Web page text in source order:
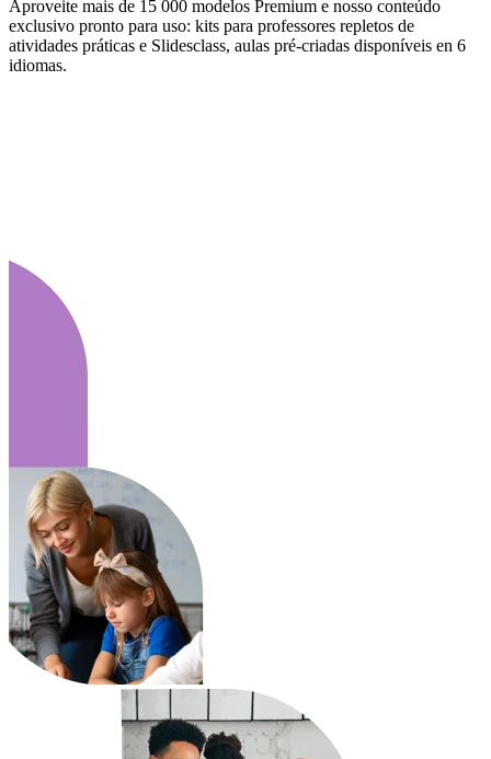
Aproveite mais de 15 000 modelos Premium e nosso conteúdo
exclusivo pronto para uso: kits para professores repletos de
atividades práticas e Slidesclass, aulas pré-criadas disponíveis en 6
idiomas.